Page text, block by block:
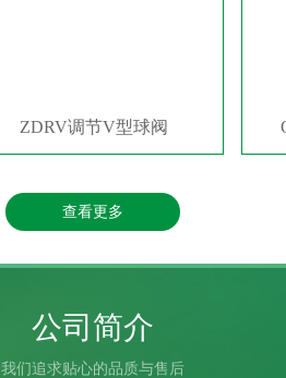
ZDRV调节V型球阀
查看更多
公司简介
我们追求贴心的品质与售后